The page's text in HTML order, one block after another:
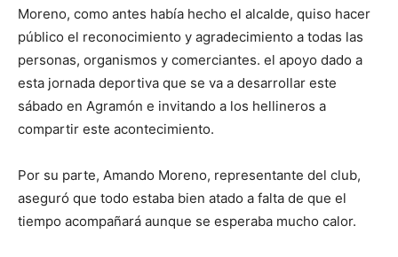
Moreno, como antes había hecho el alcalde, quiso hacer
público el reconocimiento y agradecimiento a todas las
personas, organismos y comerciantes. el apoyo dado a
esta jornada deportiva que se va a desarrollar este
sábado en Agramón e invitando a los hellineros a
compartir este acontecimiento.
Por su parte, Amando Moreno, representante del club,
aseguró que todo estaba bien atado a falta de que el
tiempo acompañará aunque se esperaba mucho calor.